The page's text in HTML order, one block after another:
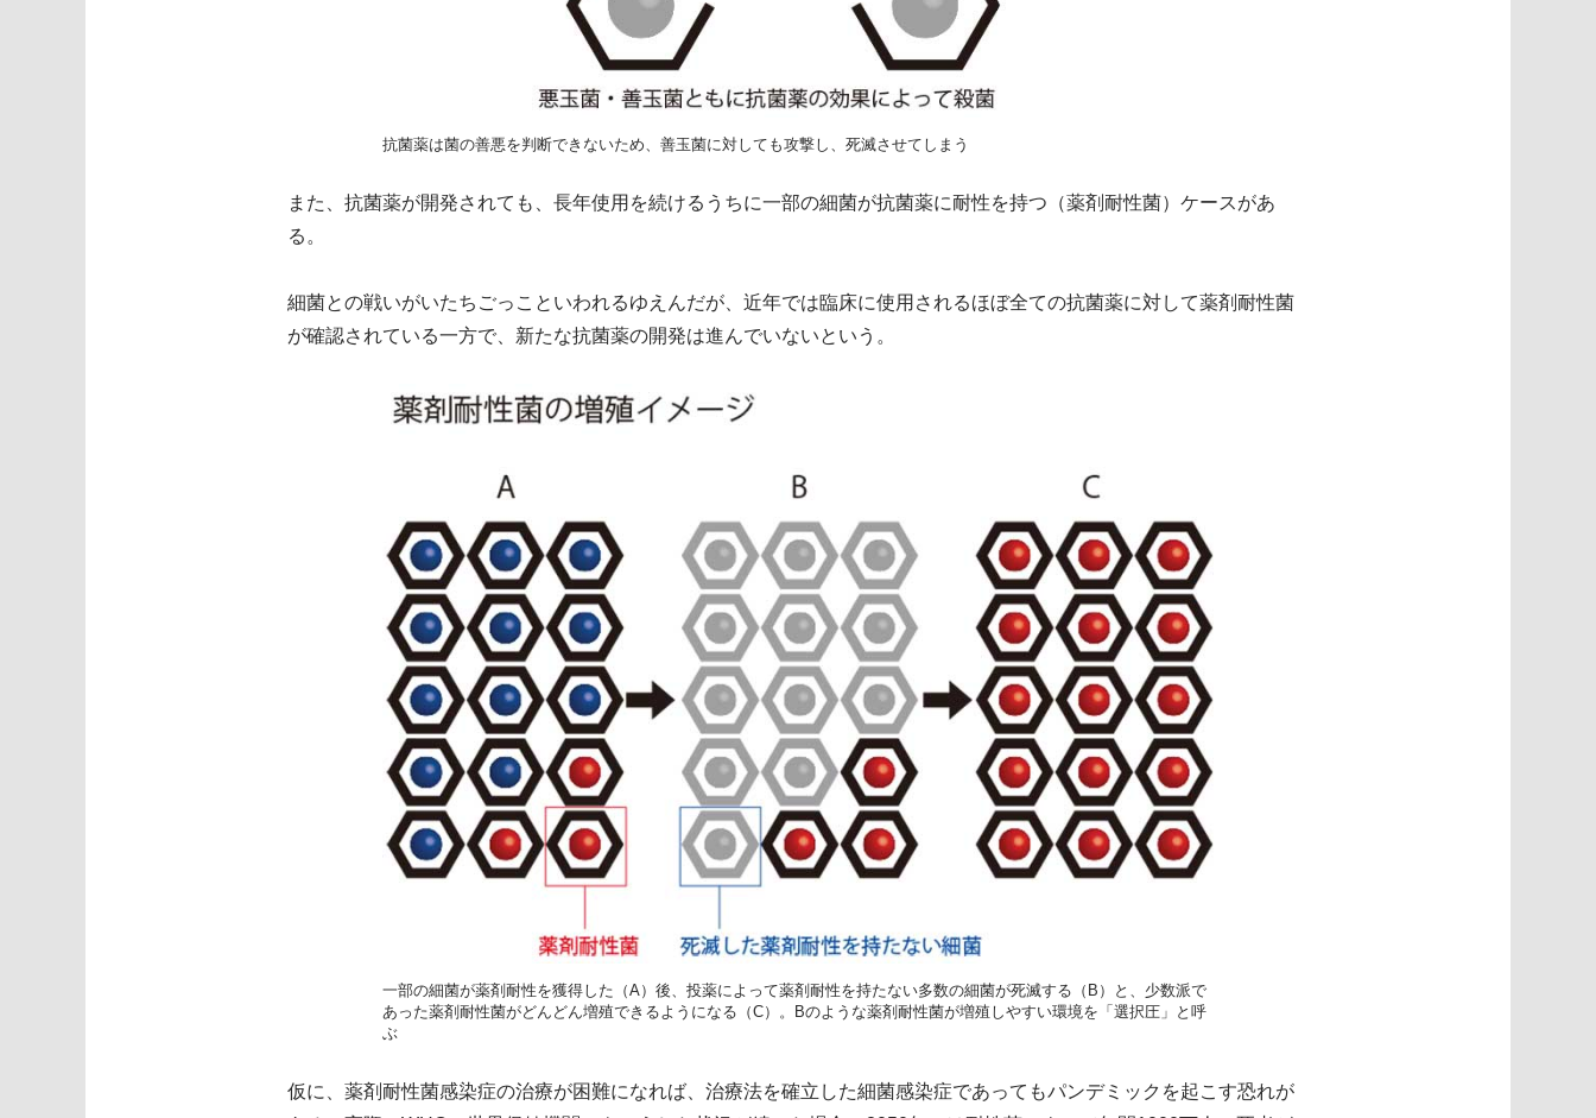
抗菌薬は菌の善悪を判断できないため、善玉菌に対しても攻撃し、死滅させてしまう
また、抗菌薬が開発されても、長年使用を続けるうちに一部の細菌が抗菌薬に耐性を持つ（薬剤耐性菌）ケースがあ
る。
細菌との戦いがいたちごっこといわれるゆえんだが、近年では臨床に使用されるほぼ全ての抗菌薬に対して薬剤耐性菌
が確認されている一方で、新たな抗菌薬の開発は進んでいないという。
一部の細菌が薬剤耐性を獲得した（A）後、投薬によって薬剤耐性を持たない多数の細菌が死滅する（B）と、少数派で
あった薬剤耐性菌がどんどん増殖できるようになる（C）。Bのような薬剤耐性菌が増殖しやすい環境を「選択圧」と呼
ぶ
仮に、薬剤耐性菌感染症の治療が困難になれば、治療法を確立した細菌感染症であってもパンデミックを起こす恐れが